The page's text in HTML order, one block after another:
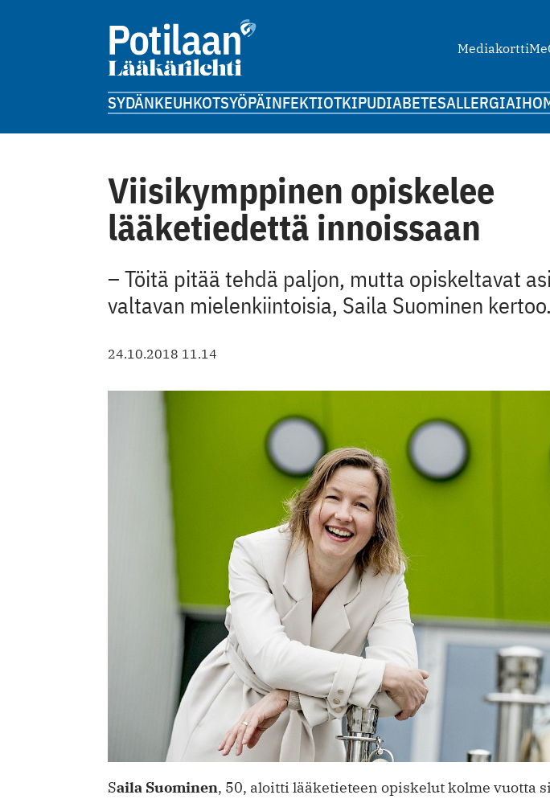
MediakorttiMe
SYDÄNKEUHKOTSYÖPÄINFEKTIOTKIPUDIABETESALLERGIAIHO
Viisikymppinen opiskelee
lääketiedettä innoissaan
– Töitä pitää tehdä paljon, mutta opiskeltavat
valtavan mielenkiintoisia, Saila Suominen kertoo.
24.10.2018 11.14
Saila Suominen, 50, aloitti lääketieteen opiskelut kolme vuotta